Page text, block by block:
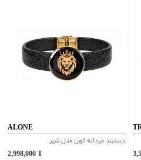
ALONE
دستبند مردانه الون مدل شیر
2,998,000